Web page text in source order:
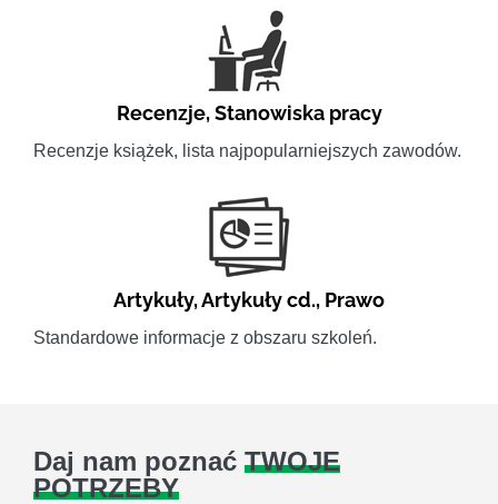
Recenzje,Stanowiska pracy
Recenzje książek, lista najpopularniejszych zawodów.
Artykuły,Artykuły cd., Prawo
Standardowe informacje z obszaru szkoleń.
Daj nam poznać TWOJE
POTRZEBY